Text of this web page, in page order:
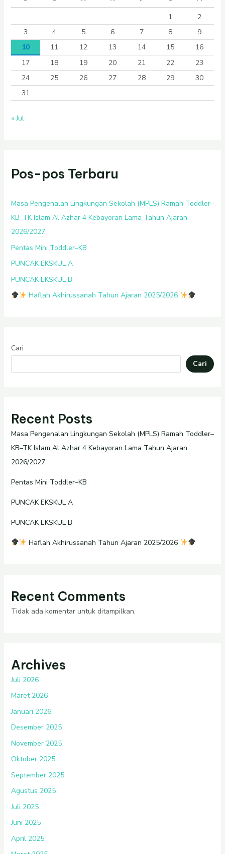
1
2
3
4 5 6 7 8
9
10
11 12 13 14 15
16
17
18 19 20 21 22
23
24
25 26 27 28 29
30
31
« Jul
Pos-pos Terbaru
Masa Pengenalan Lingkungan Sekolah (MPLS) Ramah Toddler–
KB–TK Islam Al Azhar 4 Kebayoran Lama Tahun Ajaran
2026/2027
Pentas Mini Toddler–KB
PUNCAK EKSKUL A
PUNCAK EKSKUL B
Haflah Akhirussanah Tahun Ajaran 2025/2026
Cari
Cari
Recent Posts
Masa Pengenalan Lingkungan Sekolah (MPLS) Ramah Toddler–
KB–TK Islam Al Azhar 4 Kebayoran Lama Tahun Ajaran
2026/2027
Pentas Mini Toddler–KB
PUNCAK EKSKUL A
PUNCAK EKSKUL B
Haflah Akhirussanah Tahun Ajaran 2025/2026
Recent Comments
Tidak ada komentar untuk ditampilkan.
Archives
Juli 2026
Maret 2026
Januari 2026
Desember 2025
November 2025
Oktober 2025
September 2025
Agustus 2025
Juli 2025
Juni 2025
April 2025